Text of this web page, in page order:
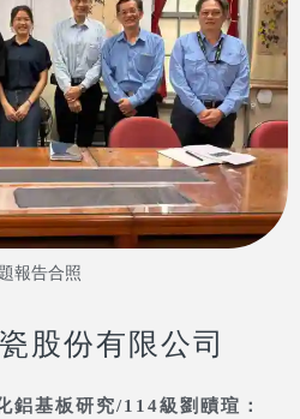
報告合照
股份有限公司
基板研究/114級劉賾瑄：